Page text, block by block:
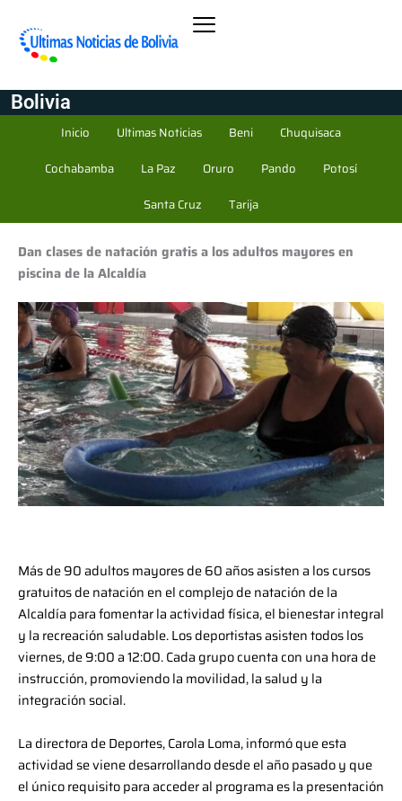
Bolivia
Inicio Ultimas Noticias Beni
Chuquisaca
Cochabamba
La Paz Oruro Pando
Potosí
Santa Cruz
Tarija
Dan clases de natación gratis a los adultos mayores en
piscina de la Alcaldía
Más de 90 adultos mayores de 60 años asisten a los cursos
gratuitos de natación en el complejo de natación de la
Alcaldía para fomentar la actividad física, el bienestar integral
y la recreación saludable. Los deportistas asisten todos los
viernes, de 9:00 a 12:00. Cada grupo cuenta con una hora de
instrucción, promoviendo la movilidad, la salud y la
integración social.
La directora de Deportes, Carola Loma, informó que esta
actividad se viene desarrollando desde el año pasado y que
el único requisito para acceder al programa es la presentación